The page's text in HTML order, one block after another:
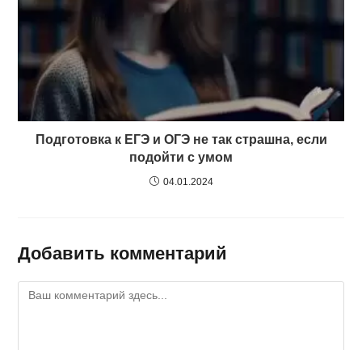
Подготовка к ЕГЭ и ОГЭ не так страшна, если
подойти с умом
04.01.2024
Добавить комментарий
Комментарий